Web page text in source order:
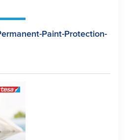
Paint-Protection-